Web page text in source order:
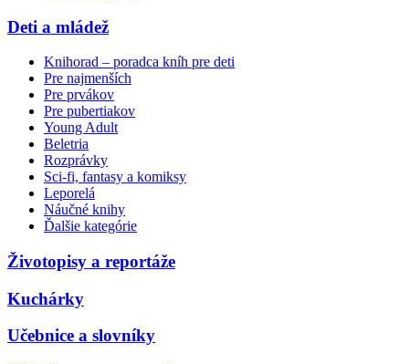
Deti a mládež
Knihorad – poradca kníh pre deti
Pre najmenších
Pre prvákov
Pre pubertiakov
Young Adult
Beletria
Rozprávky
Sci-fi, fantasy a komiksy
Leporelá
Náučné knihy
Ďalšie kategórie
Životopisy a reportáže
Kuchárky
Učebnice a slovníky